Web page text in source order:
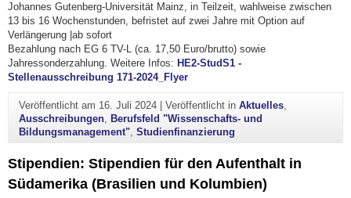
Johannes Gutenberg-Universität Mainz, in Teilzeit, wahlweise zwischen
13 bis 16 Wochenstunden, befristet auf zwei Jahre mit Option auf
Verlängerung |ab sofort
Bezahlung nach EG 6 TV-L (ca. 17,50 Euro/brutto) sowie
Jahressonderzahlung. Weitere Infos: HE2-StudS1 -
Stellenausschreibung 171-2024_Flyer
Veröffentlicht am 16. Juli 2024| Veröffentlicht in Aktuelles,
Ausschreibungen, Berufsfeld "Wissenschafts- und
Bildungsmanagement", Studienfinanzierung
Stipendien: Stipendien für den Aufenthalt in
Südamerika (Brasilien und Kolumbien)